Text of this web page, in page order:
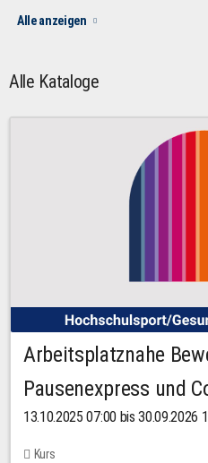
Alle anzeigen
Alle Kataloge
Arbeitsplatznahe
Pausenexpress und
13.10.2025 07:00 bis 30.09.2026
Kurs